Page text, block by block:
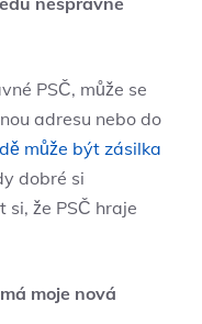
PSČ, může se
adresu nebo do
může být zásilka
dobré si
že PSČ hraje
moje nová